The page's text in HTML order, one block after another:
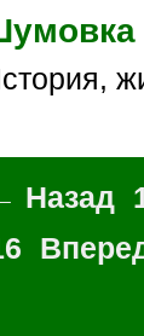
История,
Назад